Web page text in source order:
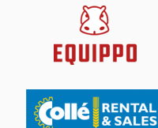
Proizvodi Od Tijesta
Protežu Se Sustav Za
Rub Ljepilo Za